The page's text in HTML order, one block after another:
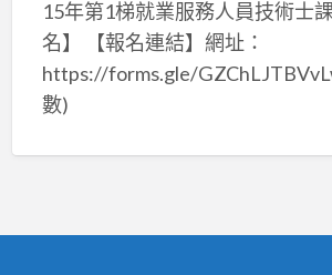
15年第1梯就業服務人員技術士
名】 【報名連結】網址：
https://forms.gle/
數)